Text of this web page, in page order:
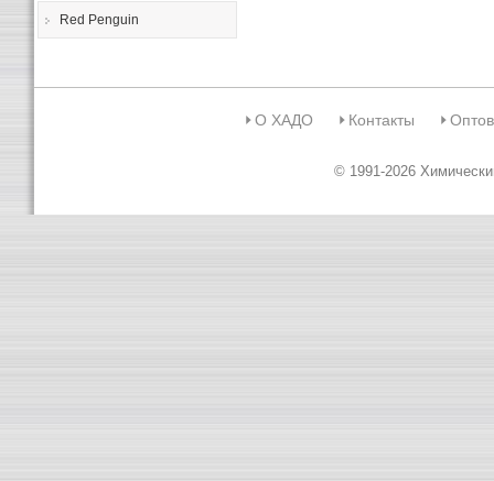
Red Penguin
О ХАДО Контакты
© 1991-2026